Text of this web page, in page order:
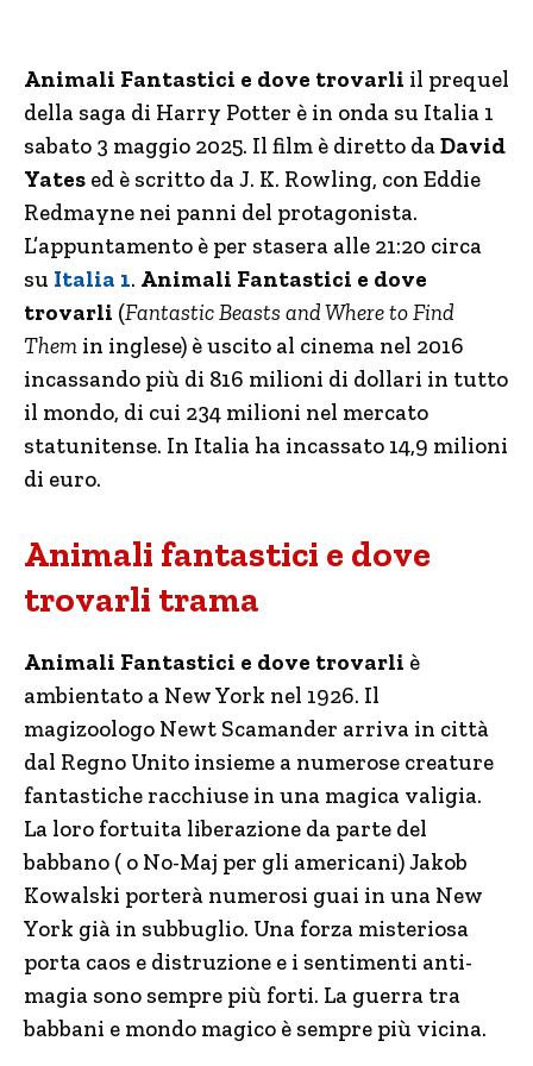
Animali Fantastici e dove trovarli il prequel
della saga di Harry Potter è in onda su Italia 1
sabato 3 maggio 2025. Il film è diretto daDavid
Yates ed è scritto da J. K. Rowling, con Eddie
Redmayne nei panni del protagonista.
L’appuntamento è per stasera alle 21:20 circa
su Italia 1. Animali Fantastici e dove
trovarli (Fantastic Beasts and Where to Find
Them in inglese) è uscito al cinema nel 2016
incassando più di 816 milioni di dollari in tutto
il mondo, di cui 234 milioni nel mercato
statunitense. In Italia ha incassato 14,9 milioni
di euro.
Animali fantastici e dove
trovarli trama
Animali Fantastici e dove trovarli è
ambientato a New York nel 1926. Il
magizoologo Newt Scamander arriva in città
dal Regno Unito insieme a numerose creature
fantastiche racchiuse in una magica valigia.
La loro fortuita liberazione da parte del
babbano ( o No-Maj per gli americani) Jakob
Kowalski porterà numerosi guai in una New
York già in subbuglio. Una forza misteriosa
porta caos e distruzione e i sentimenti anti-
magia sono sempre più forti. La guerra tra
babbani e mondo magico è sempre più vicina.